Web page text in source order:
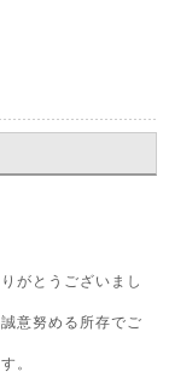
がとうございまし
意努める所存でご
。